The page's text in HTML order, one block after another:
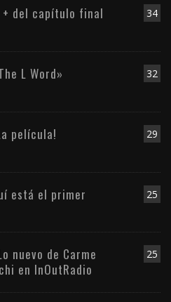
34
+ del capítulo final
32
L Word»
29
película!
25
está el primer
25
nuevo de Carme
en InOutRadio